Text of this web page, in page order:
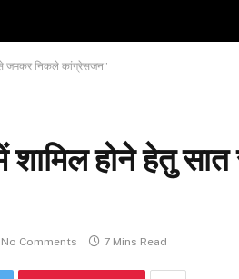
से जमकर निकले कांग्रेसजन”
शामिल होने हेतु
No Comments 7 Mins Read